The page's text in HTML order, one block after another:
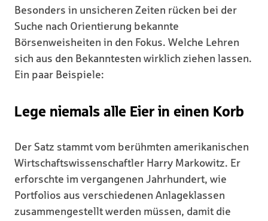
Besonders in unsicheren Zeiten rücken bei der
Suche nach Orientierung bekannte
Börsenweisheiten in den Fokus. Welche Lehren
sich aus den Bekanntesten wirklich ziehen lassen.
Ein paar Beispiele:
Lege niemals alle Eier in einen Korb
Der Satz stammt vom berühmten amerikanischen
Wirtschaftswissenschaftler Harry Markowitz. Er
erforschte im vergangenen Jahrhundert, wie
Portfolios aus verschiedenen Anlageklassen
zusammengestellt werden müssen, damit die